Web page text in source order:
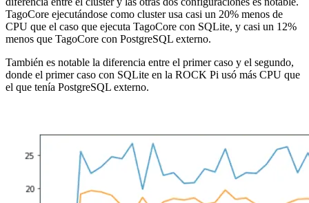
TagoCore ejecutándose como cluster usa casi un 20% menos de
CPU que el caso que ejecuta TagoCore con SQLite, y casi un 12%
menos que TagoCore con PostgreSQL externo.
También es notable la diferencia entre el primer caso y el segundo,
donde el primer caso con SQLite en la ROCK Pi usó más CPU que
el que tenía PostgreSQL externo.